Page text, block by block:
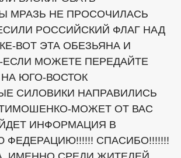
МРАЗЬ НЕ ПРОСОЧИЛАСЬ
РОССИЙСКИЙ ФЛАГ НАД
ВОТ ЭТА ОБЕЗЬЯНА И
ЕСЛИ МОЖЕТЕ ПЕРЕДАЙТЕ
ЮГО-ВОСТОК
СИЛОВИКИ НАПРАВИЛИСЬ
МОЖЕТ ОТ ВАС
ИНФОРМАЦИЯ В
ФЕДЕРАЦИЮ!!!!!! СПАСИБО!!!!!!!